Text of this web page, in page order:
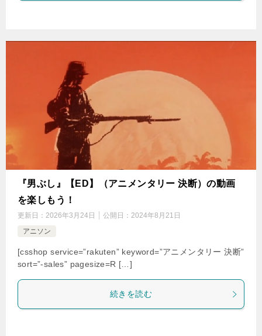
『男ぶし』【ED】（アニメンタリー 決断）の動画
を楽しもう！
更新日： 2026年3月24日 公開日： 2024年8月21日
アニソン
[csshop service=”rakuten” keyword=”アニメンタリー 決断”
sort=”-sales” pagesize=R […]
続きを読む